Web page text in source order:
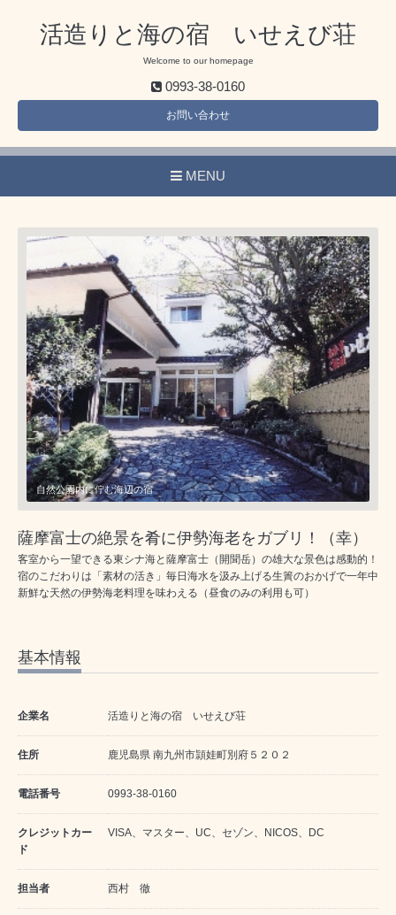
活造りと海の宿 いせえび荘
Welcome to our homepage
0993-38-0160
お問い合わせ
MENU
自然公園内に佇む海辺の宿
薩摩富士の絶景を肴に伊勢海老をガブリ！（幸）
客室から一望できる東シナ海と薩摩富士（開聞岳）の雄大な景色は感動的！
宿のこだわりは「素材の活き」毎日海水を汲み上げる生簀のおかげで一年中
新鮮な天然の伊勢海老料理を味わえる（昼食のみの利用も可）
基本情報
企業名 活造りと海の宿 いせえび荘
住所 鹿児島県 南九州市頴娃町別府５２０２
電話番号 0993-38-0160
クレジットカー
ド
VISA、マスター、UC、セゾン、NICOS、DC
担当者 西村 徹